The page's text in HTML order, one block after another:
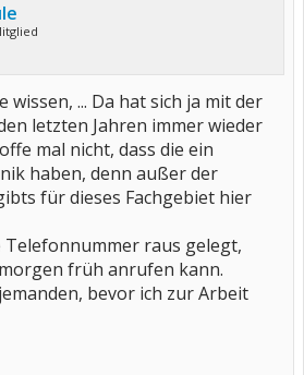
wissen, ... Da hat sich ja mit der
letzten Jahren immer wieder
mal nicht, dass die ein
haben, denn außer der
für dieses Fachgebiet hier
Telefonnummer raus gelegt,
früh anrufen kann.
bevor ich zur Arbeit